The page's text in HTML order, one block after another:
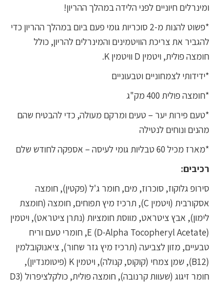
ומינרלים חיוניים לפני הלידה במהלך ההריון!
*פשוט להנות מ-2 סוכריות גומי פעם ביום במהלך ההריון כדי
להגביר את צריכת הוויטמינים והמינרלים להריון, כולל
חומצה פולית, ויטמין D וויטמין K.
*ידידותי לצמחוניים וטבעוניים
*חומצה פולית 400 מק"ג
*טעם פירות יער – טעים ומרקם מעולה, כדי להבטיח שהם
מהנים ונוחים לנטילה
*מארז מכיל 60 טבליות גומי לעיסה – אספקה לחודש שלם
רכיבים:
סירופ גלוקוז, סוכרוז, מים, חומר ג'ל (פקטין), חומצה
אסקורבית (ויטמין C), תרכיז מיץ תפוחים, חומצה (חומצת
לימון), אבץ ציטראט, מווסת חומציות (נתרן ציטראט), ויטמין
E (D-Alpha Tocopheryl Acetate), חומרי טעם וריח
טבעיים, מזון לצביעה (תרכיז מיץ גזר שחור), ציאנוקובלמין
(B12), שמן צמחי (קוקוס, קנולה), ויטמין K (פיטומנדיון),
חומר זיגוג (שעוות קרנובה), חומצה פולית, כולקלציפרול (D3